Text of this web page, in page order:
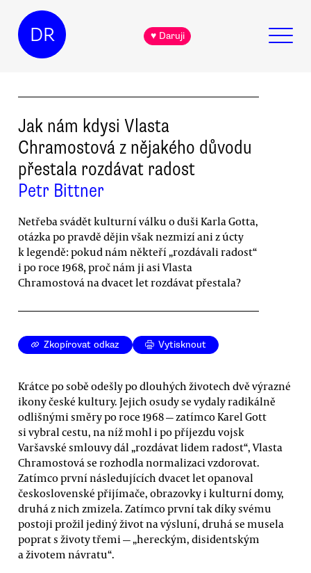
DR ♥ Daruji
Jak nám kdysi Vlasta
Chramostová z nějakého důvodu
přestala rozdávat radost
Petr Bittner
Netřeba svádět kulturní válku o duši Karla Gotta,
otázka po pravdě dějin však nezmizí ani z úcty
k legendě: pokud nám někteří „rozdávali radost“
i po roce 1968, proč nám ji asi Vlasta
Chramostová na dvacet let rozdávat přestala?
Zkopírovat odkaz Vytisknout
Krátce po sobě odešly po dlouhých životech dvě výrazné
ikony české kultury. Jejich osudy se vydaly radikálně
odlišnými směry po roce 1968 — zatímco Karel Gott
si vybral cestu, na níž mohl i po příjezdu vojsk
Varšavské smlouvy dál „rozdávat lidem radost“, Vlasta
Chramostová se rozhodla normalizaci vzdorovat.
Zatímco první následujících dvacet let opanoval
československé přijímače, obrazovky i kulturní domy,
druhá z nich zmizela. Zatímco první tak díky svému
postoji prožil jediný život na výsluní, druhá se musela
poprat s životy třemi — „hereckým, disidentským
a životem návratu“.